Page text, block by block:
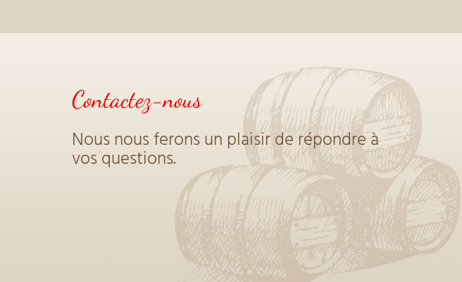
Contactez-nous
Nous nous ferons un plaisir de répondre à
vos questions.